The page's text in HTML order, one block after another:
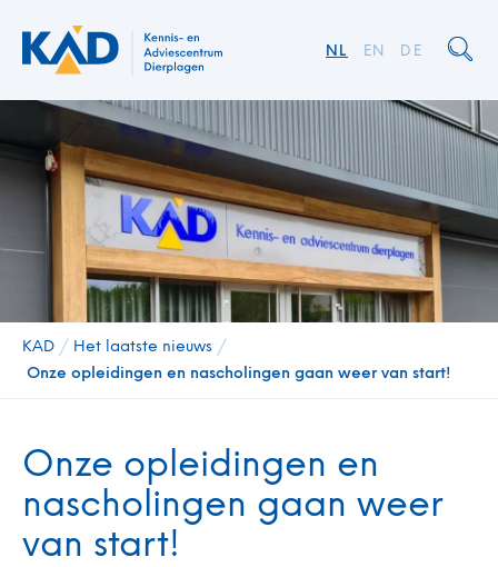
DE
EN
NL
KAD / Het laatste nieuws /
Onze opleidingen en nascholingen gaan weer van start!
Onze opleidingen en
nascholingen gaan weer
van start!